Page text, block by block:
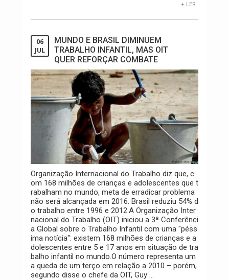
+ LER
06
JUL
MUNDO E BRASIL DIMINUEM
TRABALHO INFANTIL, MAS OIT
QUER REFORÇAR COMBATE
Organização Internacional do Trabalho diz que, c
om 168 milhões de crianças e adolescentes que t
rabalham no mundo, meta de erradicar problema
não será alcançada em 2016. Brasil reduziu 54% d
o trabalho entre 1996 e 2012.A Organização Inter
nacional do Trabalho (OIT) iniciou a 3ª Conferênci
a Global sobre o Trabalho Infantil com uma "péss
ima notícia": existem 168 milhões de crianças e a
dolescentes entre 5 e 17 anos em situação de tra
balho infantil no mundo.O número representa um
a queda de um terço em relação a 2010 – porém,
segundo disse o chefe da OIT, Guy ...